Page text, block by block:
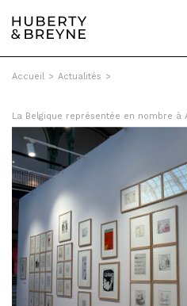
Accueil > Actualités >
La Belgique représentée en nombre à